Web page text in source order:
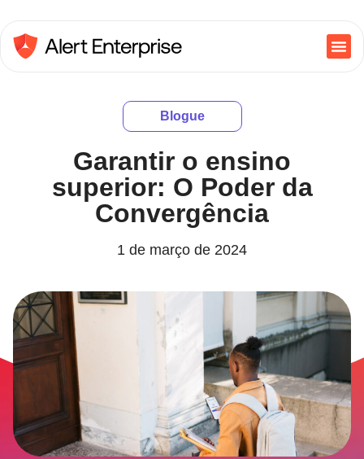
Blogue
Garantir o ensino
superior: O Poder da
Convergência
1 de março de 2024